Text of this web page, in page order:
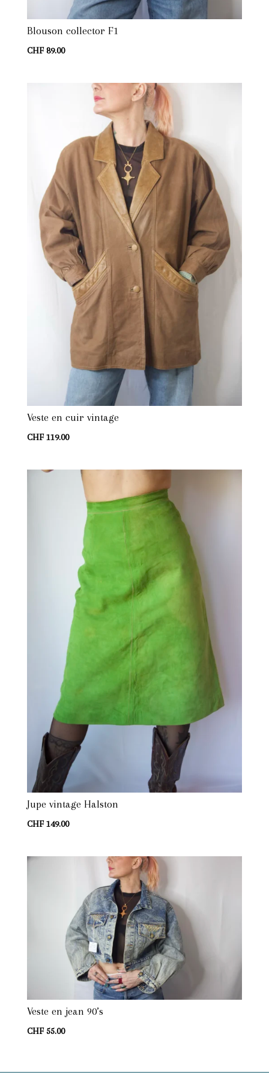
Blouson collector F1
CHF89.00
Veste en cuir vintage
CHF119.00
Jupe vintage Halston
CHF149.00
Veste en jean 90’s
CHF55.00